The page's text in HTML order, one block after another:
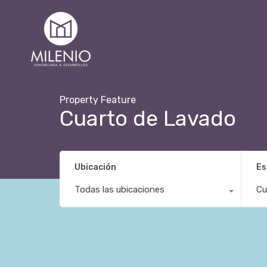
Property Feature
Cuarto de Lavado
Ubicación
Todas las ubicaciones